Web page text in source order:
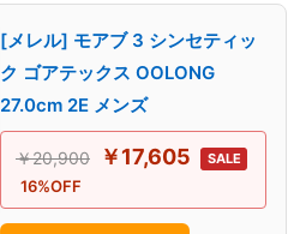
[メレル] モアブ 3 シンセティッ
ク ゴアテックス OOLONG
27.0cm 2E メンズ
￥20,900 ￥17,605 SALE
16%OFF